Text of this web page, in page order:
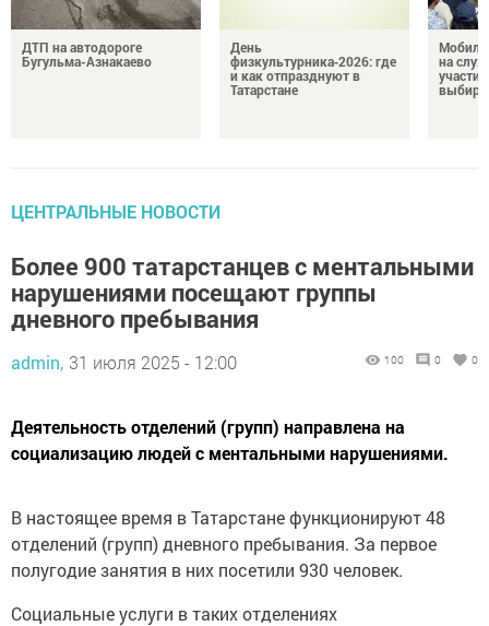
ДТП на автодороге
Бугульма-Азнакаево
День
физкультурника‑2026: где
и как отпразднуют в
Татарстане
на
ЦЕНТРАЛЬНЫЕ НОВОСТИ
Более 900 татарстанцев с ментальными
нарушениями посещают группы
дневного пребывания
admin, 31 июля 2025 - 12:00 100 0 0
Деятельность отделений (групп) направлена на
социализацию людей с ментальными нарушениями.
В настоящее время в Татарстане функционируют 48
отделений (групп) дневного пребывания. За первое
полугодие занятия в них посетили 930 человек.
Социальные услуги в таких отделениях